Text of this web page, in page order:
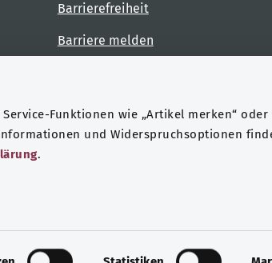
Funktionen wie „Artikel merken“
und Widerspruchsoptionen
.
Barrierefreiheit
Barriere melden
für Gesundheit Datenschutz